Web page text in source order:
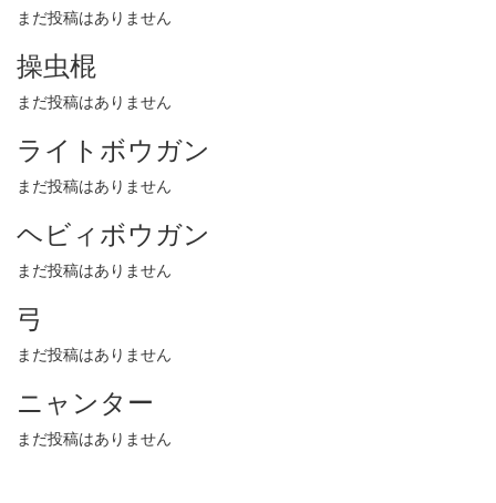
まだ投稿はありません
操虫棍
まだ投稿はありません
ライトボウガン
まだ投稿はありません
ヘビィボウガン
まだ投稿はありません
弓
まだ投稿はありません
ニャンター
まだ投稿はありません